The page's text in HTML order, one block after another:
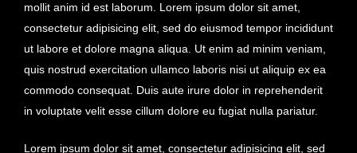
mollit anim id est laborum. Lorem ipsum dolor sit amet,
consectetur adipisicing elit, sed do eiusmod tempor incididunt
ut labore et dolore magna aliqua. Ut enim ad minim veniam,
quis nostrud exercitation ullamco laboris nisi ut aliquip ex ea
commodo consequat. Duis aute irure dolor in reprehenderit
in voluptate velit esse cillum dolore eu fugiat nulla pariatur.
Lorem ipsum dolor sit amet, consectetur adipisicing elit, sed